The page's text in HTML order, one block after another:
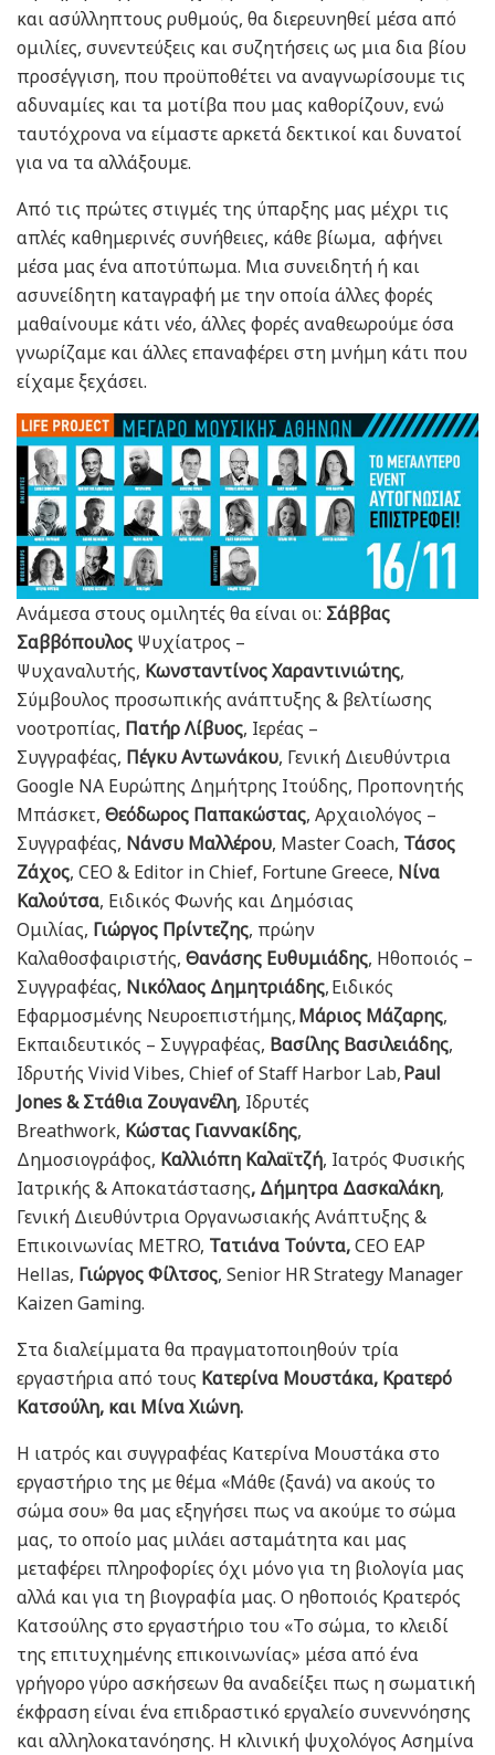
και ασύλληπτους ρυθμούς, θα διερευνηθεί μέσα από
ομιλίες, συνεντεύξεις και συζητήσεις ως μια δια βίου
προσέγγιση, που προϋποθέτει να αναγνωρίσουμε τις
αδυναμίες και τα μοτίβα που μας καθορίζουν, ενώ
ταυτόχρονα να είμαστε αρκετά δεκτικοί και δυνατοί
για να τα αλλάξουμε.
Από τις πρώτες στιγμές της ύπαρξης μας μέχρι τις
απλές καθημερινές συνήθειες, κάθε βίωμα, αφήνει
μέσα μας ένα αποτύπωμα. Μια συνειδητή ή και
ασυνείδητη καταγραφή με την οποία άλλες φορές
μαθαίνουμε κάτι νέο, άλλες φορές αναθεωρούμε όσα
γνωρίζαμε και άλλες επαναφέρει στη μνήμη κάτι που
είχαμε ξεχάσει.
Ανάμεσα στους ομιλητές θα είναι οι: Σάββας
Σαββόπουλος Ψυχίατρος –
Ψυχαναλυτής, Κωνσταντίνος Χαραντινιώτης,
Σύμβουλος προσωπικής ανάπτυξης & βελτίωσης
νοοτροπίας, Πατήρ Λίβυος, Ιερέας –
Συγγραφέας, Πέγκυ Αντωνάκου, Γενική Διευθύντρια
Google NA Ευρώπης Δημήτρης Ιτούδης, Προπονητής
Μπάσκετ, Θεόδωρος Παπακώστας, Αρχαιολόγος –
Συγγραφέας, Νάνσυ Μαλλέρου, Master Coach, Τάσος
Ζάχος, CEO & Editor in Chief, Fortune Greece, Νίνα
Καλούτσα, Ειδικός Φωνής και Δημόσιας
Ομιλίας, Γιώργος Πρίντεζης, πρώην
Καλαθοσφαιριστής, Θανάσης Ευθυμιάδης, Ηθοποιός –
Συγγραφέας, Νικόλαος Δημητριάδης, Ειδικός
Εφαρμοσμένης Νευροεπιστήμης,Μάριος Μάζαρης,
Εκπαιδευτικός – Συγγραφέας, Βασίλης Βασιλειάδης,
Ιδρυτής Vivid Vibes, Chief of Staff Harbor Lab,Paul
Jones & Στάθια Ζουγανέλη, Ιδρυτές
Breathwork, Κώστας Γιαννακίδης,
Δημοσιογράφος, Καλλιόπη Καλαϊτζή, Ιατρός Φυσικής
Ιατρικής & Αποκατάστασης, Δήμητρα Δασκαλάκη,
Γενική Διευθύντρια Οργανωσιακής Ανάπτυξης &
Επικοινωνίας ΜΕΤRO, Τατιάνα Τούντα,CEO EAP
Hellas, Γιώργος Φίλτσος, Senior HR Strategy Manager
Kaizen Gaming.
Στα διαλείμματα θα πραγματοποιηθούν τρία
εργαστήρια από τους Κατερίνα Μουστάκα, Κρατερό
Κατσούλη, και Μίνα Χιώνη.
Η ιατρός και συγγραφέας Κατερίνα Μουστάκα στο
εργαστήριο της με θέμα «Μάθε (ξανά) να ακούς το
σώμα σου» θα μας εξηγήσει πως να ακούμε το σώμα
μας, το οποίο μας μιλάει ασταμάτητα και μας
μεταφέρει πληροφορίες όχι μόνο για τη βιολογία μας
αλλά και για τη βιογραφία μας. Ο ηθοποιός Κρατερός
Κατσούλης στο εργαστήριο του «Το σώμα, το κλειδί
της επιτυχημένης επικοινωνίας» μέσα από ένα
γρήγορο γύρο ασκήσεων θα αναδείξει πως η σωματική
έκφραση είναι ένα επιδραστικό εργαλείο συνεννόησης
και αλληλοκατανόησης. Η κλινική ψυχολόγος Ασημίνα